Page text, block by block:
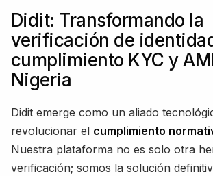
Didit: Transformando la
verificación de
cumplimiento KYC y
Nigeria
Didit emerge como un aliado
revolucionar el cumplimiento
Nuestra plataforma no es solo otra
verificación; somos la solución